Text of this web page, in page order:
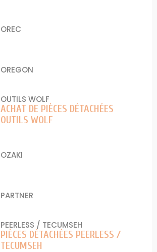
OREC
OREGON
OUTILS WOLF
ACHAT DE PIÈCES DÉTACHÉES
OUTILS WOLF
OZAKI
PARTNER
PEERLESS / TECUMSEH
PIÈCES DÉTACHÉES PEERLESS /
TECUMSEH